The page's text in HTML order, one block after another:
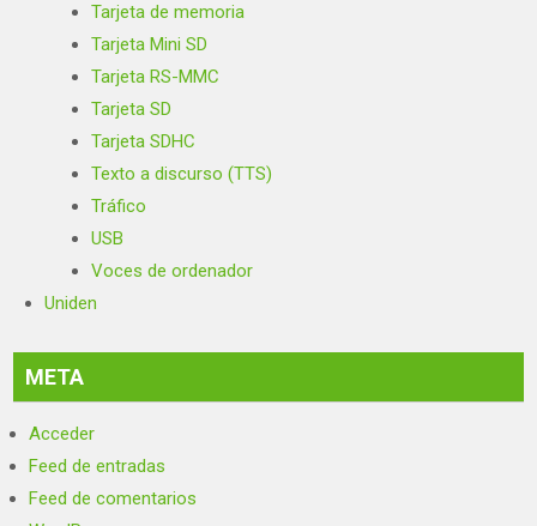
Tarjeta de memoria
Tarjeta Mini SD
Tarjeta RS-MMC
Tarjeta SD
Tarjeta SDHC
Texto a discurso (TTS)
Tráfico
USB
Voces de ordenador
Uniden
META
Acceder
Feed de entradas
Feed de comentarios